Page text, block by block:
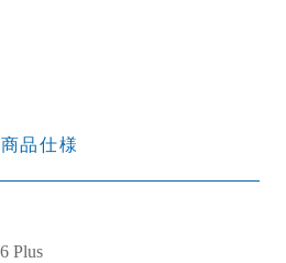
商品仕様
Plus